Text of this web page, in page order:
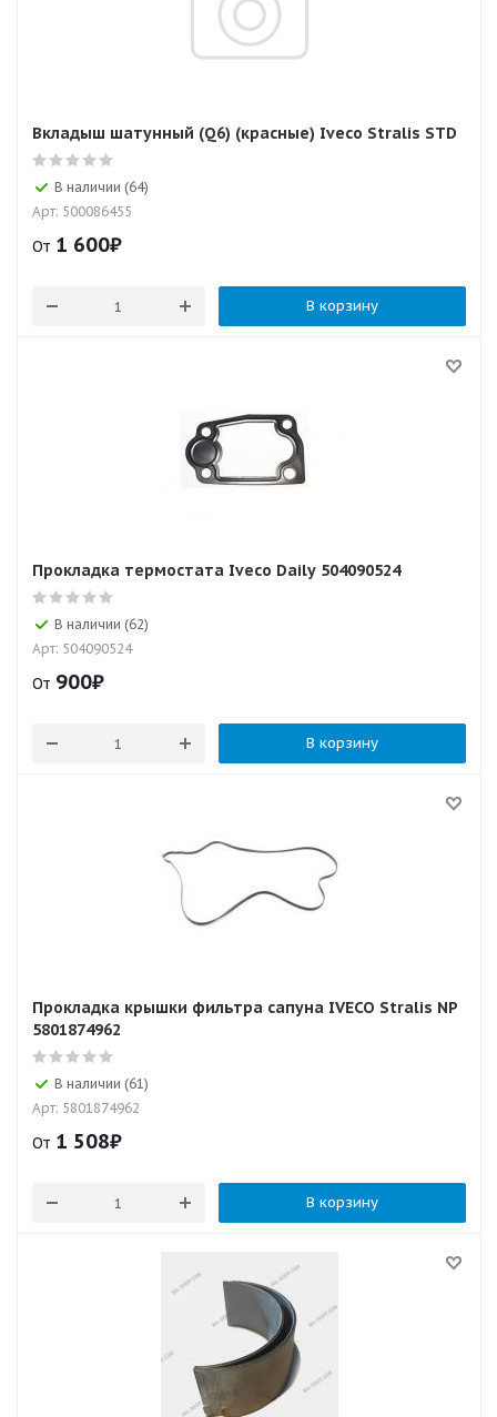
Вкладыш шатунный (Q6) (красные) Iveco Stralis STD
В наличии (64)
Арт: 500086455
От 1 600₽
В корзину
Прокладка термостата Iveco Daily 504090524
В наличии (62)
Арт: 504090524
От 900₽
В корзину
Прокладка крышки фильтра сапуна IVECO Stralis NP
5801874962
В наличии (61)
Арт: 5801874962
От 1 508₽
В корзину